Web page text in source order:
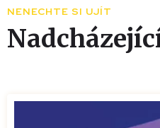
NENECHTE SI UJÍT